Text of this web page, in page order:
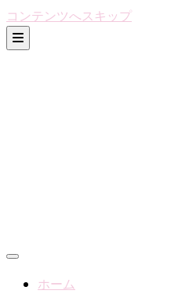
コンテンツへスキップ
ホーム